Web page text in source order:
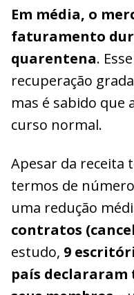
Em média, o
faturamento
quarentena.
recuperação
mas é sabido que
curso normal.
Apesar da receita
termos de
uma redução
contratos
estudo, 9
país declararam